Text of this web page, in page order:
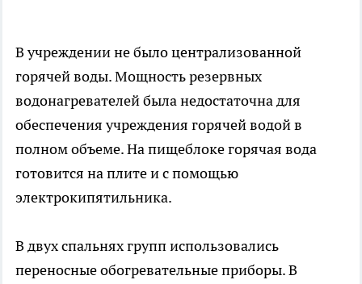
В учреждении не было централизованной
горячей воды. Мощность резервных
водонагревателей была недостаточна для
обеспечения учреждения горячей водой в
полном объеме. На пищеблоке горячая вода
готовится на плите и с помощью
электрокипятильника.
В двух спальнях групп использовались
переносные обогревательные приборы. В